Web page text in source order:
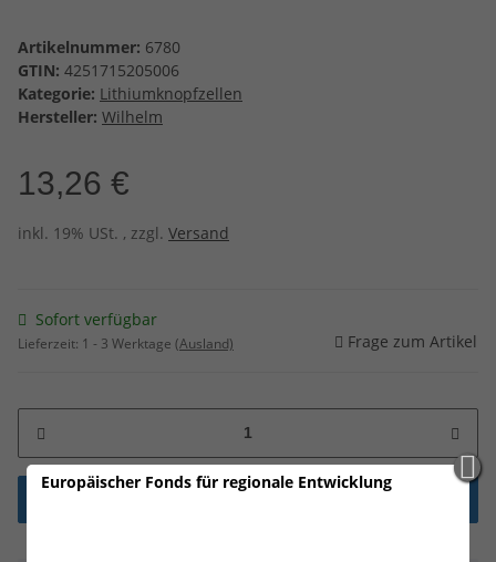
Europäischer Fonds für regionale Entwicklung
Artikelnummer: 6780
GTIN: 4251715205006
Kategorie: Lithiumknopfzellen
Hersteller: Wilhelm
13,26 €
inkl. 19% USt. , zzgl. Versand
Sofort verfügbar
Lieferzeit: 1 - 3 Werktage (Ausland) Frage zum Artikel